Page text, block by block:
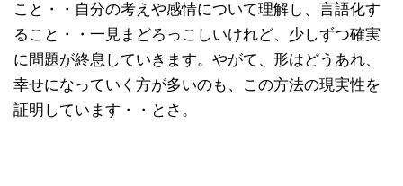
こと・・自分の考えや感情について理解し、言語化す
ること・・一見まどろっこしいけれど、少しずつ確実
に問題が終息していきます。やがて、形はどうあれ、
幸せになっていく方が多いのも、この方法の現実性を
証明しています・・とさ。